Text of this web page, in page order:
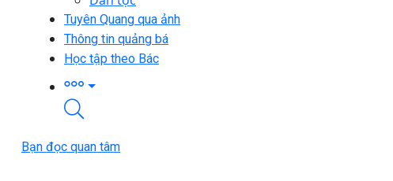
Tuyên Quang qua ảnh
Thông tin quảng bá
Học tập theo Bác
Bạn đọc quan tâm